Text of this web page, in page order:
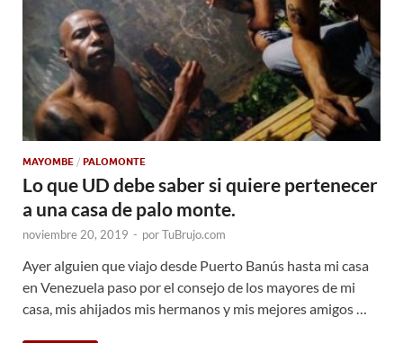
MAYOMBE / PALOMONTE
Lo que UD debe saber si quiere pertenecer
a una casa de palo monte.
noviembre 20, 2019 - porTuBrujo.com
Ayer alguien que viajo desde Puerto Banús hasta mi casa
en Venezuela paso por el consejo de los mayores de mi
casa, mis ahijados mis hermanos y mis mejores amigos …